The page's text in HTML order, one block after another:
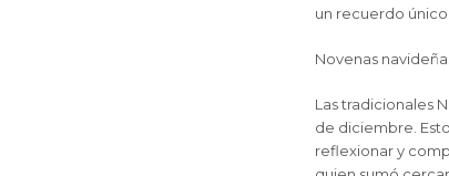
un recuerdo
Novenas
Las tradicionales
de diciembre.
reflexionar y